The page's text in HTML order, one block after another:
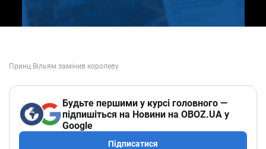
Будьте першими у курсі головного —
підпишіться на Новини на OBOZ.UA у
Google
Підписатися